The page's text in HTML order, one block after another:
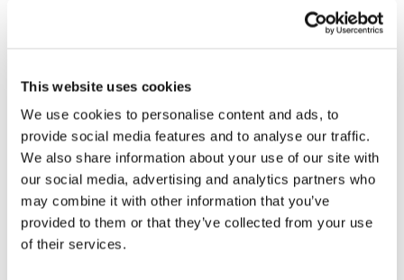
This website uses cookies
We use cookies to personalise content and ads, to
provide social media features and to analyse our traffic.
We also share information about your use of our site with
our social media, advertising and analytics partners who
may combine it with other information that you’ve
provided to them or that they’ve collected from your use
of their services.
miembros de Anonymous
Su dirección de correo electrónico no será publicada.
campos obligatorios están marcados con*